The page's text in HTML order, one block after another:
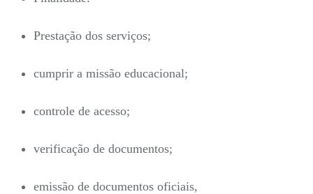
Prestação dos serviços;
cumprir a missão educacional;
controle de acesso;
verificação de documentos;
emissão de documentos oficiais,